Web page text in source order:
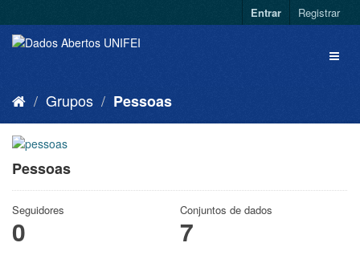
Entrar Registrar
Grupos Pessoas
Pessoas
Seguidores
0
Conjuntos de dados
7